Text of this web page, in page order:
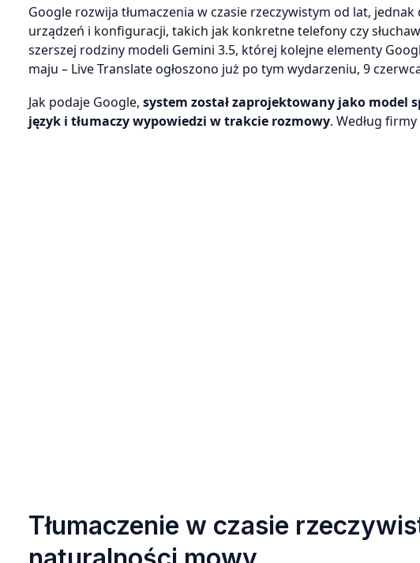
Google rozwija tłumaczenia w czasie rzeczywistym od lat,
urządzeń i konfiguracji, takich jak konkretne telefony czy
szerszej rodziny modeli Gemini 3.5, której kolejne elementy
maju – Live Translate ogłoszono już po tym wydarzeniu, 9
Jak podaje Google, system został zaprojektowany jako model
język i tłumaczy wypowiedzi w trakcie rozmowy. Według
Tłumaczenie w czasie